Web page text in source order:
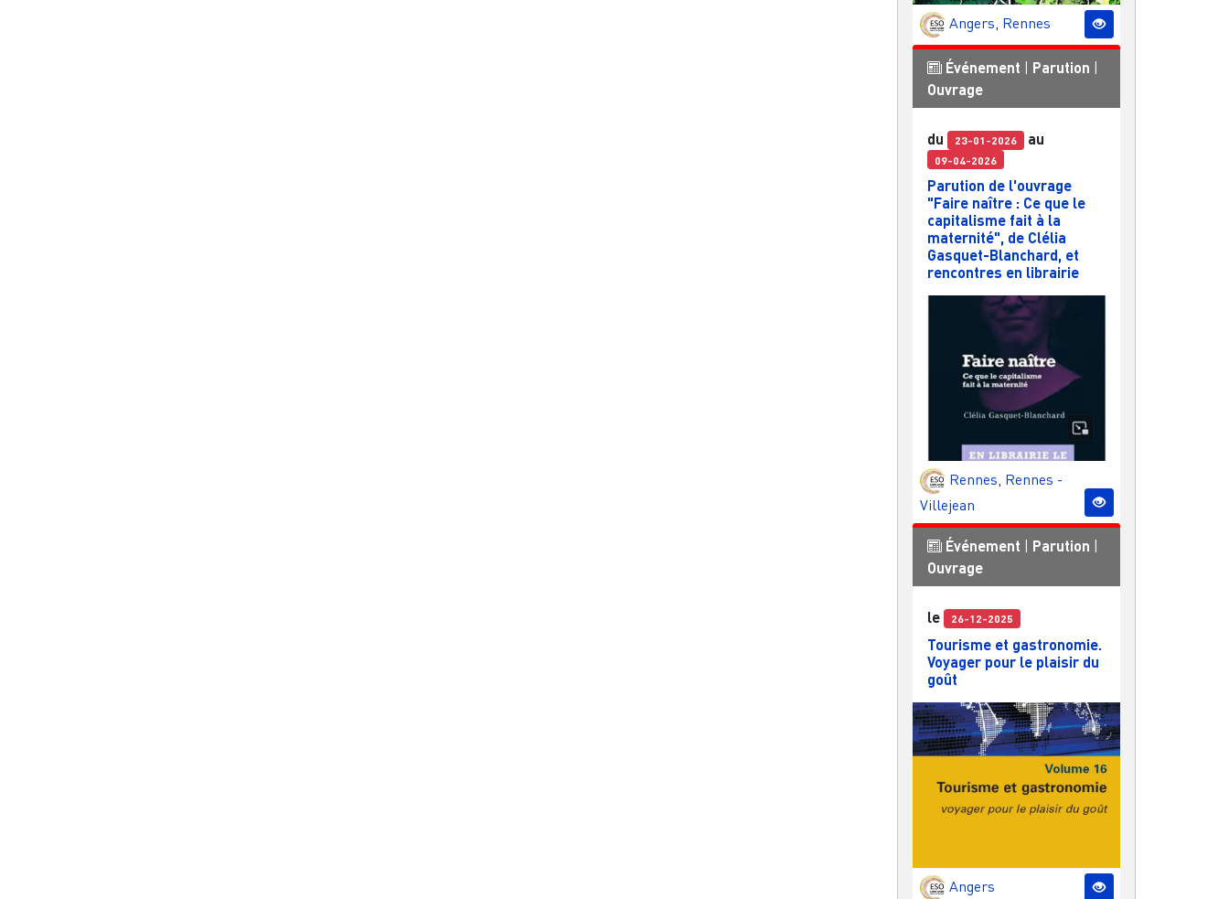
Angers, Rennes
Événement Parution
Ouvrage
du 23-01-2026 au
09-04-2026
Parution de l'ouvrage
"Faire naître : Ce que le
capitalisme fait à la
maternité", de Clélia
Gasquet-Blanchard, et
rencontres en librairie
Rennes, Rennes -
Villejean
Événement Parution
Ouvrage
le 26-12-2025
Tourisme et gastronomie.
Voyager pour le plaisir du
goût
Angers